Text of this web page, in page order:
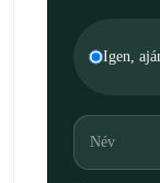
Igen,